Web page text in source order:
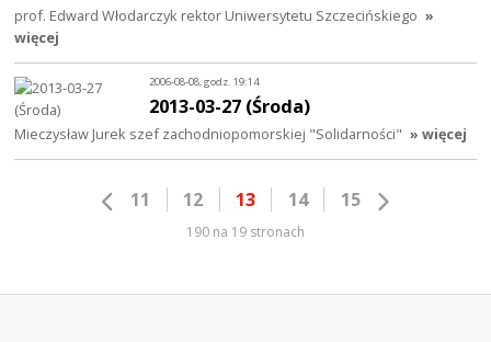
prof. Edward Włodarczyk rektor Uniwersytetu Szczecińskiego »
więcej
2006-08-08, godz. 19:14
2013-03-27 (Środa)
Mieczysław Jurek szef zachodniopomorskiej "Solidarności" » więcej
11 12 13 14 15
190 na 19 stronach